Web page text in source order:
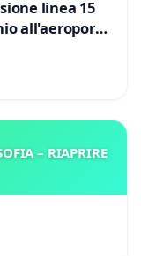
linea 15
all'aeroporto
– RIAPRIRE